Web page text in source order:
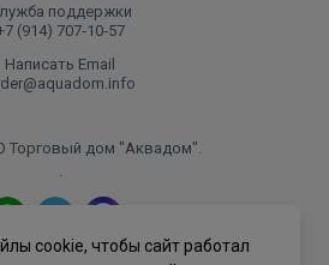
поддержки
(914) 707‑10‑57
Написать Email
Торговый дом "Аквадом".
.
конфиденциальности
cookie, чтобы сайт работал